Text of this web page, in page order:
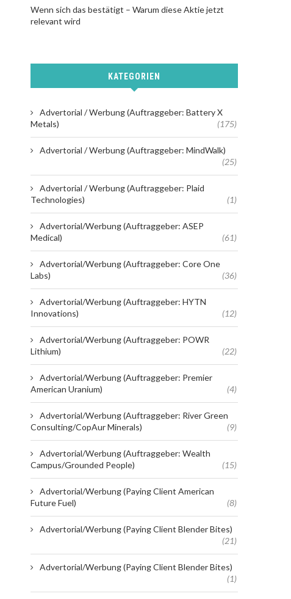
Wenn sich das bestätigt – Warum diese Aktie jetzt
relevant wird
KATEGORIEN
Advertorial / Werbung (Auftraggeber: Battery X
Metals)
(175)
Advertorial / Werbung (Auftraggeber: MindWalk)
(25)
Advertorial / Werbung (Auftraggeber: Plaid
Technologies)
(1)
Advertorial/Werbung (Auftraggeber: ASEP
Medical)
(61)
Advertorial/Werbung (Auftraggeber: Core One
Labs)
(36)
Advertorial/Werbung (Auftraggeber: HYTN
Innovations)
(12)
Advertorial/Werbung (Auftraggeber: POWR
Lithium)
(22)
Advertorial/Werbung (Auftraggeber: Premier
American Uranium)
(4)
Advertorial/Werbung (Auftraggeber: River Green
Consulting/CopAur Minerals)
(9)
Advertorial/Werbung (Auftraggeber: Wealth
Campus/Grounded People)
(15)
Advertorial/Werbung (Paying Client American
Future Fuel)
(8)
Advertorial/Werbung (Paying Client Blender Bites)
(21)
Advertorial/Werbung (Paying Client Blender Bites)
(1)